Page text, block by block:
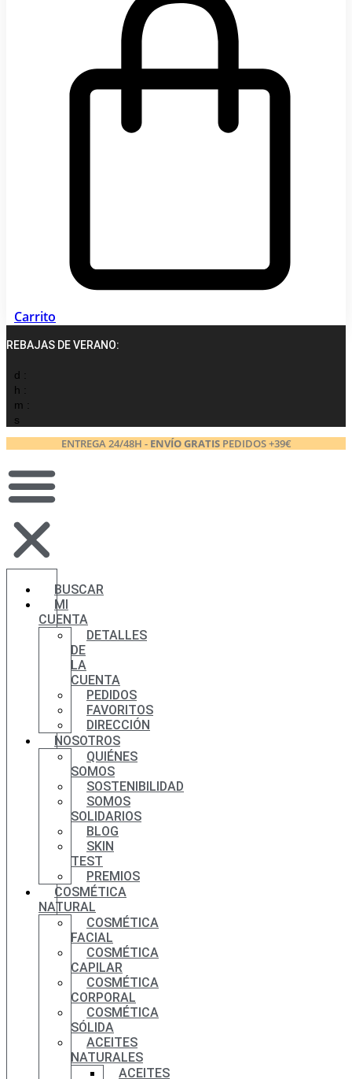
Carrito
REBAJAS DE VERANO:
d :
h :
m :
s
ENTREGA 24/48H - ENVÍO GRATISPEDIDOS +39€
BUSCAR
MI
CUENTA
DETALLES
DE
LA
CUENTA
PEDIDOS
FAVORITOS
DIRECCIÓN
NOSOTROS
QUIÉNES
SOMOS
SOSTENIBILIDAD
SOMOS
SOLIDARIOS
BLOG
SKIN
TEST
PREMIOS
COSMÉTICA
NATURAL
COSMÉTICA
FACIAL
COSMÉTICA
CAPILAR
COSMÉTICA
CORPORAL
COSMÉTICA
SÓLIDA
ACEITES
NATURALES
ACEITES